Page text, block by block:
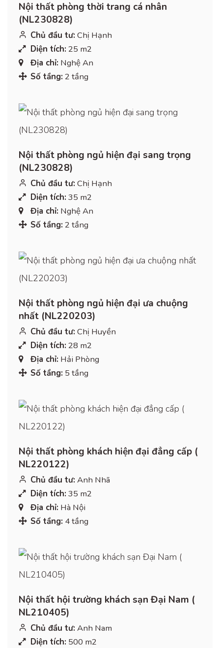
Nội thất phòng thời trang cá nhân
(NL230828)
Chủ đầu tư: Chị Hạnh
Diện tích: 25 m2
Địa chỉ: Nghệ An
Số tầng: 2 tầng
Nội thất phòng ngủ hiện đại sang trọng
(NL230828)
Chủ đầu tư: Chị Hạnh
Diện tích: 35 m2
Địa chỉ: Nghệ An
Số tầng: 2 tầng
Nội thất phòng ngủ hiện đại ưa chuộng
nhất (NL220203)
Chủ đầu tư: Chị Huyền
Diện tích: 28 m2
Địa chỉ: Hải Phòng
Số tầng: 5 tầng
Nội thất phòng khách hiện đại đẳng cấp (
NL220122)
Chủ đầu tư: Anh Nhã
Diện tích: 35 m2
Địa chỉ: Hà Nội
Số tầng: 4 tầng
Nội thất hội trường khách sạn Đại Nam (
NL210405)
Chủ đầu tư: Anh Nam
Diện tích: 500 m2